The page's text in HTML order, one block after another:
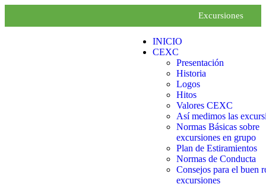
Excursiones
INICIO
CEXC
Presentación
Historia
Logos
Hitos
Valores CEXC
Así medimos las
Normas Básicas sobre
excursiones en grupo
Plan de Estiramientos
Normas de Conducta
Consejos para el buen
excursiones